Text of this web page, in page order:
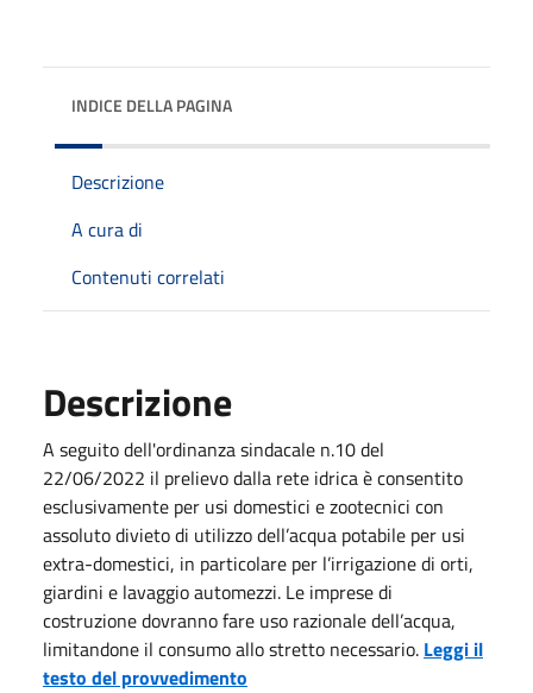
INDICE DELLA PAGINA
Descrizione
A cura di
Contenuti correlati
Descrizione
A seguito dell'ordinanza sindacale n.10 del
22/06/2022 il prelievo dalla rete idrica è consentito
esclusivamente per usi domestici e zootecnici con
assoluto divieto di utilizzo dell’acqua potabile per usi
extra-domestici, in particolare per l’irrigazione di orti,
giardini e lavaggio automezzi. Le imprese di
costruzione dovranno fare uso razionale dell’acqua,
limitandone il consumo allo stretto necessario. Leggi il
testo del provvedimento